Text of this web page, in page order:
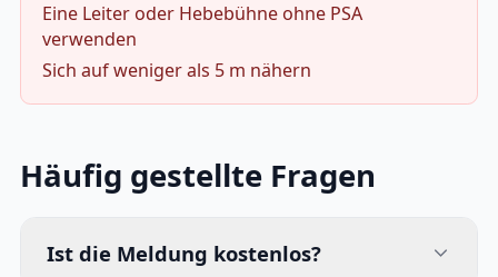
Eine Leiter oder Hebebühne ohne PSA
verwenden
Sich auf weniger als 5 m nähern
Häufig gestellte Fragen
Ist die Meldung kostenlos?